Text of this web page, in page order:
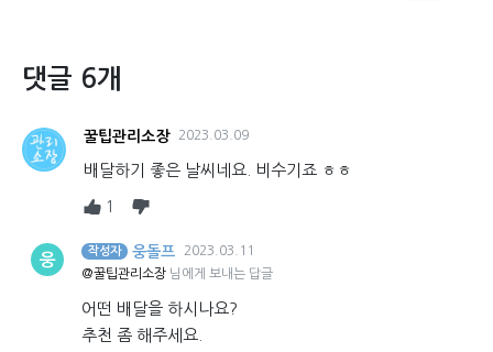
댓글 6개
꿀팁관리소장 2023.03.09
배달하기 좋은 날씨네요. 비수기죠 ㅎㅎ
1
웅 작성자 웅돌프
2023.03.11
@꿀팁관리소장 님에게 보내는 답글
어떤 배달을 하시나요?
추천 좀 해주세요.